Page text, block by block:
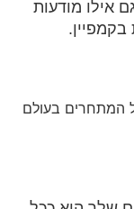
אילו מודעות